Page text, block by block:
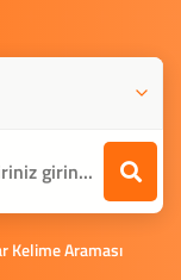
Kelime Araması